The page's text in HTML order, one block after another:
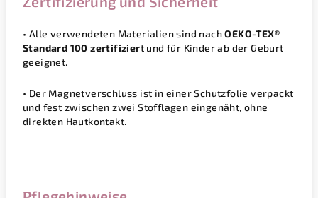
• Alle verwendeten Materialien sind nachOEKO-TEX®
Standard 100 zertifiziert und für Kinder ab der Geburt
geeignet.
• Der Magnetverschluss ist in einer Schutzfolie verpackt
und fest zwischen zwei Stofflagen eingenäht, ohne
direkten Hautkontakt.